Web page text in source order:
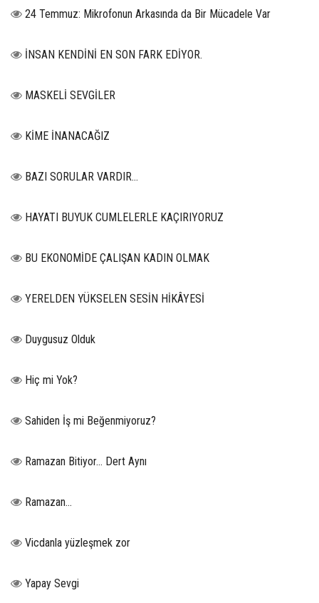
24 Temmuz: Mikrofonun Arkasında da Bir Mücadele Var
İNSAN KENDİNİ EN SON FARK EDİYOR.
MASKELİ SEVGİLER
KİME İNANACAĞIZ
BAZI SORULAR VARDIR…
HAYATI BUYUK CUMLELERLE KAÇIRIYORUZ
BU EKONOMİDE ÇALIŞAN KADIN OLMAK
YERELDEN YÜKSELEN SESİN HİKÂYESİ
Duygusuz Olduk
Hiç mi Yok?
Sahiden İş mi Beğenmiyoruz?
Ramazan Bitiyor… Dert Aynı
Ramazan…
Vicdanla yüzleşmek zor
Yapay Sevgi